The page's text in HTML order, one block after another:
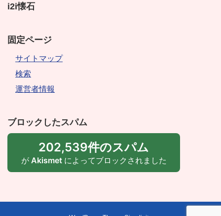
i2i懐石
固定ページ
サイトマップ
検索
運営者情報
ブロックしたスパム
202,539件のスパム
が Akismetによってブロックされました